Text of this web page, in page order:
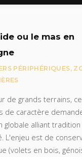
ou le mas en
PÉRIPHÉRIQUES,
de grands terrains,
de caractère
globale alliant
L'enjeu est de
(volets en bois,